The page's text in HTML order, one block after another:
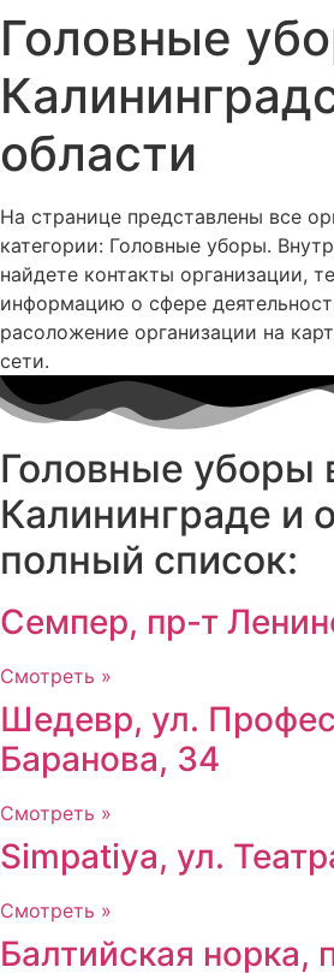
Головные
области
На странице представлены все
категории: Головные уборы.
найдете контакты организации,
информацию о сфере
расоложение организации на
сети.
Головные уборы
Калининграде и
полный список:
Семпер, пр-т
Смотреть »
Шедевр, ул.
Баранова, 34
Смотреть »
Simpatiya, ул.
Смотреть »
Балтийская норка,